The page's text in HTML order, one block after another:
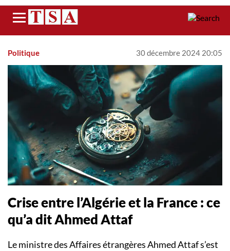
Menu
Politique 30 décembre 2024 20:05
Crise entre l’Algérie et la France : ce
qu’a dit Ahmed Attaf
Le ministre des Affaires étrangères Ahmed Attaf s’est